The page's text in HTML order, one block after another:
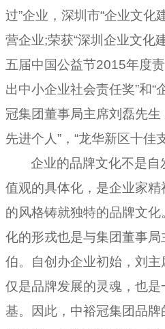
过”企业，深圳市“企业文化
营企业;荣获“深圳企业文化
五届中国公益节2015年度
出中小企业社会责任奖”和“
冠集团董事局主席刘磊先
先进个人”，“龙华新区十佳
企业的品牌文化不是
值观的具体化，是企业家
的风格铸就独特的品牌文
化的形戎也是与集团董事
伯。自创办企业初始，刘
仅是品牌发展的灵魂，也
基。因此，中裕冠集团品